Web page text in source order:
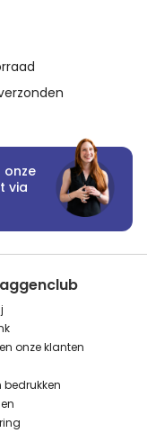
onze
via
onze klanten
bedrukken